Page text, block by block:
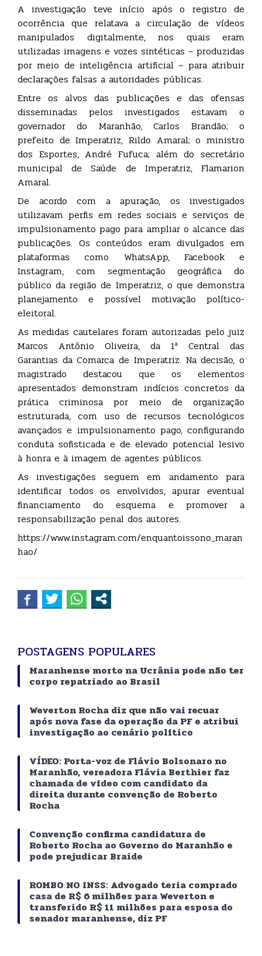
A investigação teve início após o registro de
ocorrência que relatava a circulação de vídeos
manipulados digitalmente, nos quais eram
utilizadas imagens e vozes sintéticas – produzidas
por meio de inteligência artificial – para atribuir
declarações falsas a autoridades públicas.
Entre os alvos das publicações e das ofensas
disseminadas pelos investigados estavam o
governador do Maranhão, Carlos Brandão; o
prefeito de Imperatriz, Rildo Amaral; o ministro
dos Esportes, André Fufuca; além do secretário
municipal de Saúde de Imperatriz, Flamarion
Amaral.
De acordo com a apuração, os investigados
utilizavam perfis em redes sociais e serviços de
impulsionamento pago para ampliar o alcance das
publicações. Os conteúdos eram divulgados em
plataformas como WhatsApp, Facebook e
Instagram, com segmentação geográfica do
público da região de Imperatriz, o que demonstra
planejamento e possível motivação político-
eleitoral.
As medidas cautelares foram autorizadas pelo juiz
Marcos Antônio Oliveira, da 1ª Central das
Garantias da Comarca de Imperatriz. Na decisão, o
magistrado destacou que os elementos
apresentados demonstram indícios concretos da
prática criminosa por meio de organização
estruturada, com uso de recursos tecnológicos
avançados e impulsionamento pago, configurando
conduta sofisticada e de elevado potencial lesivo
à honra e à imagem de agentes públicos.
As investigações seguem em andamento para
identificar todos os envolvidos, apurar eventual
financiamento do esquema e promover a
responsabilização penal dos autores.
https://www.instagram.com/enquantoissono_maran
hao/
POSTAGENS POPULARES
Maranhense morto na Ucrânia pode não ter
corpo repatriado ao Brasil
Weverton Rocha diz que não vai recuar
após nova fase da operação da PF e atribui
investigação ao cenário político
VÍDEO: Porta-voz de Flávio Bolsonaro no
Maranhão, vereadora Flávia Berthier faz
chamada de vídeo com candidato da
direita durante convenção de Roberto
Rocha
Convenção confirma candidatura de
Roberto Rocha ao Governo do Maranhão e
pode prejudicar Braide
ROMBO NO INSS: Advogado teria comprado
casa de R$ 6 milhões para Weverton e
transferido R$ 11 milhões para esposa do
senador maranhense, diz PF